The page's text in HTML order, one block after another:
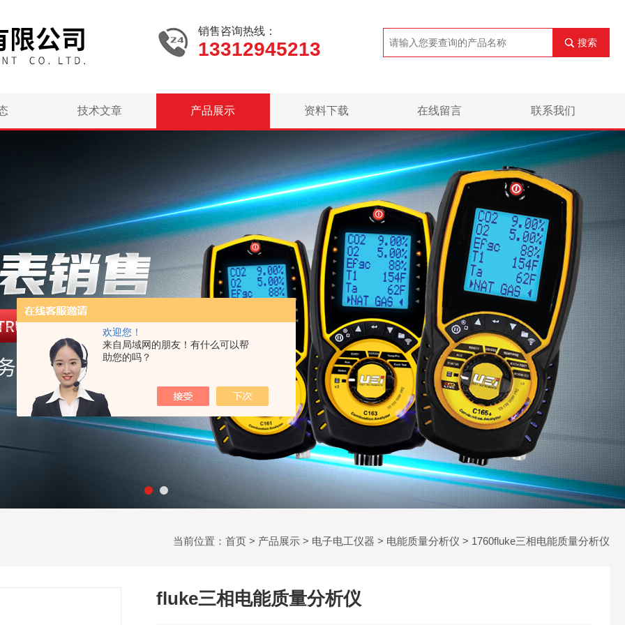
欢迎您！
来自局域网的朋友！有什么可以帮
助您的吗？
销售咨询热线：
13312945213 搜索
技术文章 产品展示 资料下载 在线留言 联系我们
当前位置： 首页 > 产品展示 > 电子电工仪器 > 电能质量分析仪 > 1760fluke三相电能质量分析仪
fluke三相电能质量分析仪